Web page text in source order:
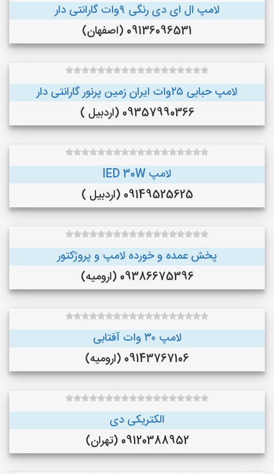
لامپ ال ای دی رنگی ۹وات گارانتی دار
09136096531 (اصفهان)
لامپ حبابی ۲۵وات ایران زمین پرنور گارانتی دار
09357990366 (اردبیل )
لامپ lED 30W
09149525625 (اردبیل )
پخش عمده و خورده لامپ و پروژکتور
09386675396 (ارومیه)
لامپ ۳۰ وات آفتابی
09143767106 (ارومیه)
الکتریکی دی
09120388952 (تهران)